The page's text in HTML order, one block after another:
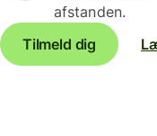
afstanden.
Tilmeld dig